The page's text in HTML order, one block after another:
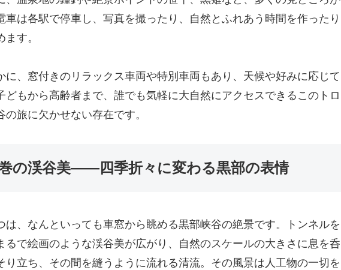
車は各駅で停車し、写真を撮ったり、自然とふれあう時間を作ったり
す。
に、窓付きのリラックス車両や特別車両もあり、天候や好みに応じて
どもから高齢者まで、誰でも気軽に大自然にアクセスできるこのトロ
旅に欠かせない存在です。
の渓谷美――四季折々に変わる黒部の表情
は、なんといっても車窓から眺める黒部峡谷の絶景です。トンネルを
るで絵画のような渓谷美が広がり、自然のスケールの大きさに息を呑
り立ち、その間を縫うように流れる清流。その風景は人工物の一切を